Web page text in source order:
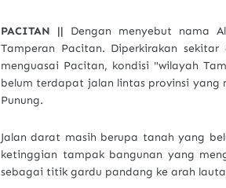
PACITAN || Dengan menyebut nama
Tamperan Pacitan. Diperkirakan
menguasai Pacitan, kondisi "wilayah
belum terdapat jalan lintas provinsi yang
Punung.
Jalan darat masih berupa tanah yang
ketinggian tampak bangunan yang
sebagai titik gardu pandang ke arah